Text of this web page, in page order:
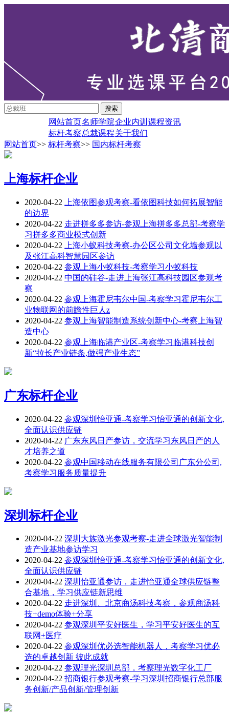
网站首页名师学院企业内训 课程资讯
标杆考察总裁课程关于我们
网站首页>> 标杆考察>> 国内标杆考察
上海标杆企业
2020-04-22
上海依图参观考察-看依图科技如何拓展智能
的边界
2020-04-22 走进拼多多参访-参观上海拼多多总部-考察学
习拼多多商业模式创新
2020-04-22
上海小蚁科技考察-办公区公司文化墙参观以
及张江高科智慧园区参访
2020-04-22 参观上海小蚁科技-考察学习小蚁科技
2020-04-22 中国的硅谷-走进上海张江高科技园区参观考
察
2020-04-22 参观上海霍尼韦尔中国-考察学习霍尼韦尔工
业物联网的前瞻性巨人z
2020-04-22 参观上海智能制造系统创新中心-考察上海智
造中心
2020-04-22 参观上海临港产业区-考察学习临港科技创
新“拉长产业链条,做强产业生态”
广东标杆企业
2020-04-22 参观深圳怡亚通-考察学习怡亚通的创新文化,
全面认识供应链
2020-04-22 广东东风日产参访，交流学习东风日产的人
才培养之道
2020-04-22 参观中国移动在线服务有限公司广东分公司,
考察学习服务质量提升
深圳标杆企业
2020-04-22 深圳大族激光参观考察-走进全球激光智能制
造产业基地参访学习
2020-04-22 参观深圳怡亚通-考察学习怡亚通的创新文化,
全面认识供应链
2020-04-22 深圳怡亚通参访，走进怡亚通全球供应链整
合基地，学习供应链新思维
2020-04-22 走进深圳、北京商汤科技考察，参观商汤科
技+demo体验+分享
2020-04-22 参观深圳平安好医生，学习平安好医生的互
联网+医疗
2020-04-22 参观深圳优必选智能机器人，考察学习优必
选的卓越创新 彼此成就
2020-04-22 参观理光深圳总部，考察理光数字化工厂
2020-04-22 招商银行参观考察-学习深圳招商银行总部服
务创新/产品创新/管理创新